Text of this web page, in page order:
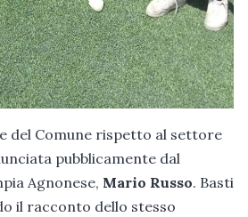
del Comune rispetto al settore
pubblicamente dal
Agnonese, Mario Russo. Basti
il racconto dello stesso